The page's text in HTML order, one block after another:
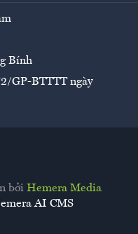
Bính
GP-BTTTT ngày
bởi Hemera Media
AI CMS